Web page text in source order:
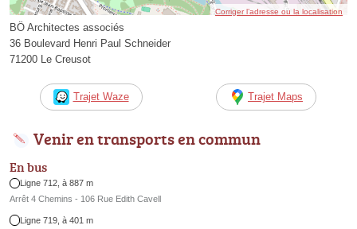
Corriger l’adresse ou la localisation
BÖ Architectes associés
36 Boulevard Henri Paul Schneider
71200 Le Creusot
Trajet Waze Trajet Maps
Venir en transports en commun
En bus
Ligne 712, à 887 m
Arrêt 4 Chemins - 106 Rue Edith Cavell
Ligne 719, à 401 m